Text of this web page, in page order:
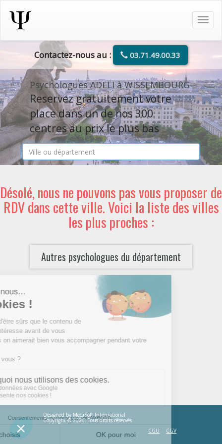
Contactez-nous au : 03.71.49.00.33
Psychologues ADELI à WISSEMBOURG
Reservez gratuitement votre
place dans un de nos 300
centres au prix le plus bas
Désolé, nous ne pouvons pas vous proposer de
RDV dans cette ville. Voici la liste des villes
les plus proches :
Autres psychologues du département
Designed by MecaSoft International
Copyright © 2026. Tous droits réservés
CGU
CGV